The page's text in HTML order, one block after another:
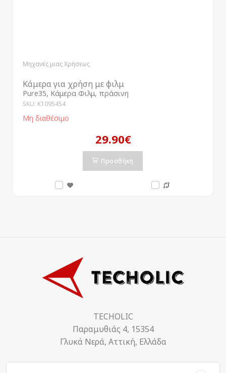
Μηχανές μιας Χρήσεως
Κάμερα για χρήση με φιλμ
Pure35, Κάμερα Φιλμ, πράσινη
SKU: K1095454
Μη διαθέσιμο
29.90€
Προσθήκη
TECHOLIC
Παραμυθιάς 4, 15354
Γλυκά Νερά, Αττική, Ελλάδα